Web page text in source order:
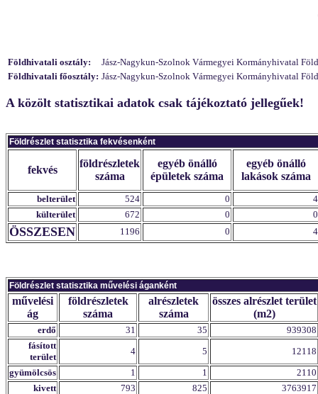
Földhivatali osztály:
Jász-Nagykun-Szolnok Vármegyei Kormányhivatal
Földhivatali főosztály: Jász-Nagykun-Szolnok Vármegyei Kormányhivatal
A közölt statisztikai adatok csak tájékoztató jellegűek!
Földrészlet statisztika fekvésenként
fekvés
földrészletek
száma
egyéb önálló
épületek száma
egyéb önálló
lakások száma
belterület 524 0
4
külterület
672 0 0
ÖSSZESEN 1196 0 4
Földrészlet statisztika művelési áganként
művelési
ág
földrészletek
száma
alrészletek
száma
összes alrészlet terület
(m2)
erdő 31 35
939308
fásított
terület
4 5
12118
gyümölcsös
1 1
2110
kivett
793 825
3763917